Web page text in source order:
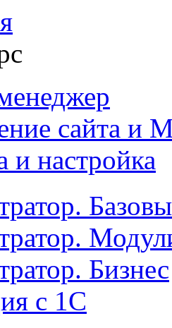
сайта и
и настройка
Бизнес
с 1С